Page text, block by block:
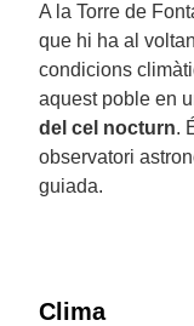
A la Torre de
que hi ha al
condicions
aquest poble en
del cel nocturn.
observatori
guiada.
Clima